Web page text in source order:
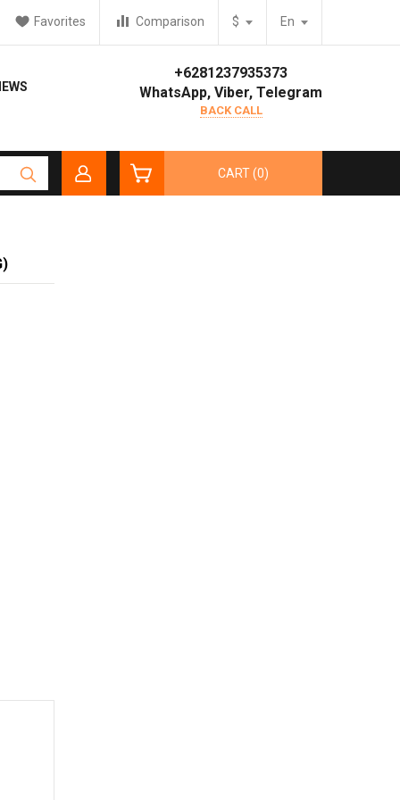
En
$
Comparison
Favorites
+6281237935373
WhatsApp, Viber, Telegram
BACK CALL
CART (0)